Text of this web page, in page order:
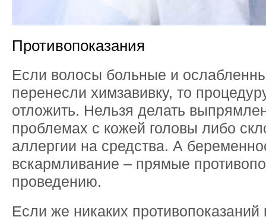
Противопоказания
Если волосы больные и
перенесли химзавивку, то
отложить. Нельзя делать
проблемах с кожей головы либо
аллергии на средства. А
вскармливание – прямые
проведению.
Если же никаких противопоказаний